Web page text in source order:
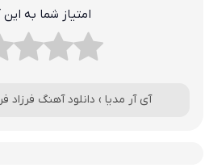
امتیاز شما به
آی آر مدیا › دانلود آهنگ فرزاد